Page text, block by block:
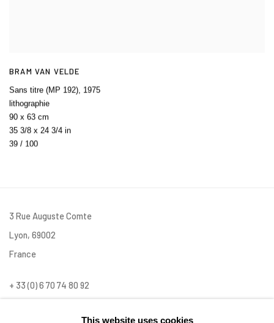
BRAM VAN VELDE
Sans titre (MP 192) 1975
lithographie
90 x 63 cm
35 3/8 x 24 3/4 in
39 / 100
3 Rue Auguste Comte
Lyon, 69002
France
+ 33 (0) 6 70 74 80 92
This website uses cookies